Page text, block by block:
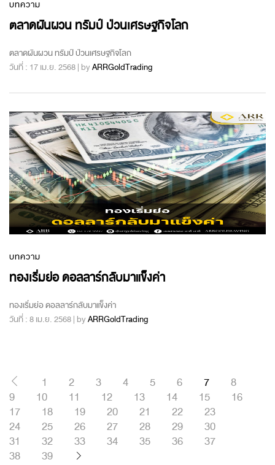
บทความ
ตลาดผันผวน ทรัมป์ ป่วนเศรษฐกิจโลก
ตลาดผันผวน ทรัมป์ ป่วนเศรษฐกิจโลก
วันที่ : 17 เม.ย. 2568 | byARRGoldTrading
บทความ
ทองเริ่มย่อ ดอลลาร์กลับมาแข็งค่า
ทองเริ่มย่อ ดอลลาร์กลับมาแข็งค่า
วันที่ : 8 เม.ย. 2568 | byARRGoldTrading
1 2 3 4 5 6 7
8
9
10 11 12 13 14 15
16
17
18 19 20 21 22
23
24
25 26 27 28 29
30
31
32 33 34 35 36
37
38
39